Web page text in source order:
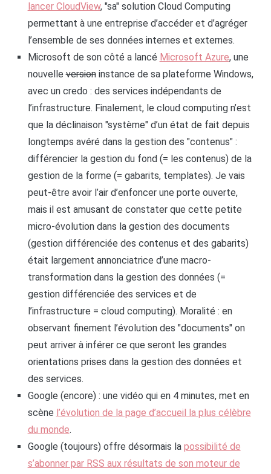
lancer CloudView, "sa" solution Cloud Computing
permettant à une entreprise d’accéder et d’agréger
l’ensemble de ses données internes et externes.
Microsoft de son côté a lancé Microsoft Azure, une
nouvelleversioninstance de sa plateforme Windows,
avec un credo : des services indépendants de
l’infrastructure. Finalement, le cloud computing n’est
que la déclinaison "système" d’un état de fait depuis
longtemps avéré dans la gestion des "contenus" :
différencier la gestion du fond (= les contenus) de la
gestion de la forme (= gabarits, templates). Je vais
peut-être avoir l’air d’enfoncer une porte ouverte,
mais il est amusant de constater que cette petite
micro-évolution dans la gestion des documents
(gestion différenciée des contenus et des gabarits)
était largement annonciatrice d’une macro-
transformation dans la gestion des données (=
gestion différenciée des services et de
l’infrastructure = cloud computing). Moralité : en
observant finement l’évolution des "documents" on
peut arriver à inférer ce que seront les grandes
orientations prises dans la gestion des données et
des services.
Google (encore) : une vidéo qui en 4 minutes, met en
scène l’évolution de la page d’accueil la plus célèbre
du monde.
Google (toujours) offre désormais la possibilité de
s’abonner par RSS aux résultats de son moteur de